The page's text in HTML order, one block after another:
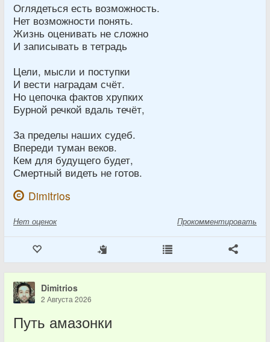
Оглядеться есть возможность.
Нет возможности понять.
Жизнь оценивать не сложно
И записывать в тетрадь
Цели, мысли и поступки
И вести наградам счёт.
Но цепочка фактов хрупких
Бурной речкой вдаль течёт,
За пределы наших судеб.
Впереди туман веков.
Кем для будущего будет,
Смертный видеть не готов.
Dimitrios
Нет оценок Прокомментировать
Dimitrios
2 Августа 2026
Путь амазонки